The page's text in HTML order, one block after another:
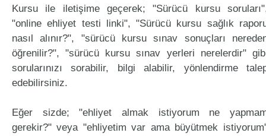
Kursu ile iletişime geçerek; "Sürücü kursu
"online ehliyet testi linki", "Sürücü kursu sağlık
nasıl alınır?", "sürücü kursu sınav sonuçları
öğrenilir?", "sürücü kursu sınav yerleri nerelerdir"
sorularınızı sorabilir, bilgi alabilir, yönlendirme
edebilirsiniz.
Eğer sizde; "ehliyet almak istiyorum ne
gerekir?" veya "ehliyetim var ama büyütmek